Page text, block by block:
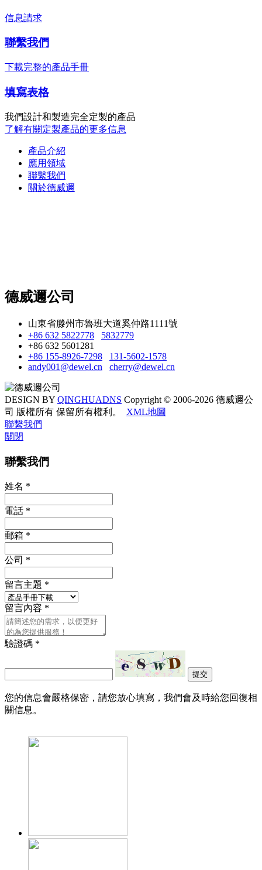
信息請求
聯繫我們
下載完整的產品手冊
填寫表格
我們設計和製造完全定製的產品
了解有關定製產品的更多信息
產品介紹
應用領域
聯繫我們
關於德威邇
德威邇公司
山東省滕州市魯班大道奚仲路1111號
+86 632 5822778
5832779
+86 632 5601281
+86 155-8926-7298
131-5602-1578
andy001@dewel.cn
cherry@dewel.cn
DESIGN BY QINGHUADNS Copyright © 2006-2026 德威邇公
司 版權所有 保留所有權利。
XML地圖
聯繫我們
關閉
聯繫我們
姓名 *
電話 *
郵箱 *
公司 *
留言主題 *
留言內容 *
驗證碼 *
提交
您的信息會嚴格保密，請您放心填寫，我們會及時給您回復相
關信息。